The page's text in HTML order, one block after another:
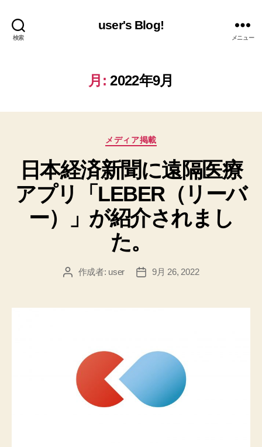
検索
user's Blog!
メニュー
月: 2022年9月
カ
ゴ
リ
ー
メディア掲載
日本経済新聞に遠隔医療
アプリ「LEBER（リーバ
ー）」が紹介されまし
た。
投 作成者: user
投
9月 26, 2022